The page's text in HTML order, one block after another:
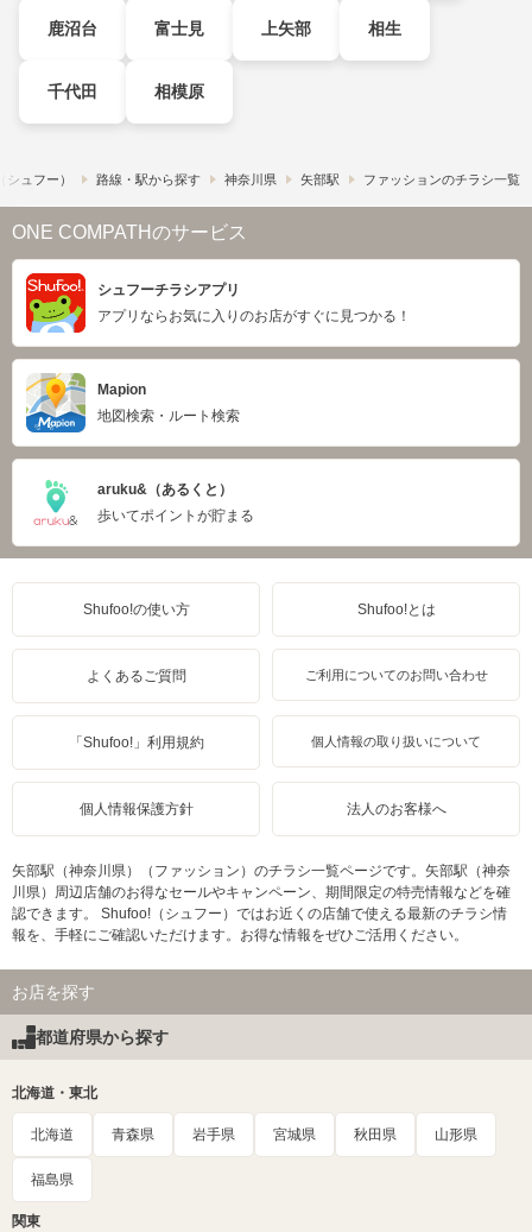
鹿沼台 富士見 上矢部 相生
千代田 相模原
ュフー） 路線・駅から探す 神奈川県 矢部駅 ファッションのチラシ一覧
ONE COMPATHのサービス
シュフーチラシアプリ
アプリならお気に入りのお店がすぐに見つかる！
Mapion
地図検索・ルート検索
aruku&（あるくと）
歩いてポイントが貯まる
Shufoo!の使い方 Shufoo!とは
よくあるご質問 ご利用についてのお問い合わせ
「Shufoo!」利用規約 個人情報の取り扱いについて
個人情報保護方針 法人のお客様へ
矢部駅（神奈川県）（ファッション）のチラシ一覧ページです。矢部駅（神奈
川県）周辺店舗のお得なセールやキャンペーン、期間限定の特売情報などを確
認できます。 Shufoo!（シュフー）ではお近くの店舗で使える最新のチラシ情
報を、手軽にご確認いただけます。お得な情報をぜひご活用ください。
お店を探す
都道府県から探す
北海道・東北
北海道 青森県 岩手県 宮城県 秋田県 山形県
福島県
関東